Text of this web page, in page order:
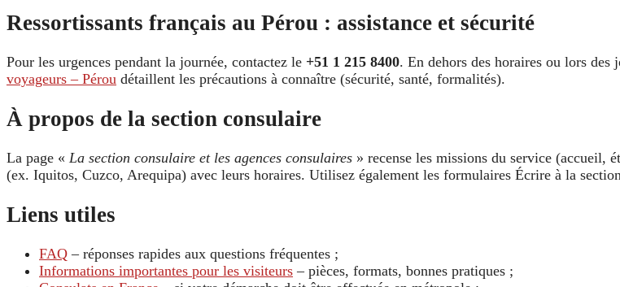
Ressortissants français au Pérou : assistance et sécurité
Pour les urgences pendant la journée, contactez le +51 1 215 8400. En dehors des horaires ou lors des
voyageurs – Pérou détaillent les précautions à connaître (sécurité, santé, formalités).
À propos de la section consulaire
La page « La section consulaire et les agences consulaires » recense les missions du service (accueil,
(ex. Iquitos, Cuzco, Arequipa) avec leurs horaires. Utilisez également les formulaires Écrire à la
Liens utiles
FAQ – réponses rapides aux questions fréquentes ;
Informations importantes pour les visiteurs – pièces, formats, bonnes pratiques ;